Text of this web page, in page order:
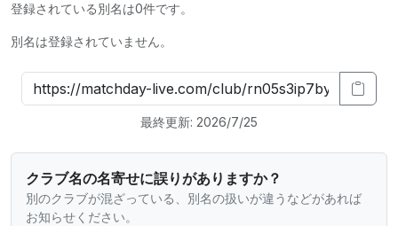
登録されている別名は0件です。
別名は登録されていません。
最終更新: 2026/7/25
クラブ名の名寄せに誤りがありますか？
別のクラブが混ざっている、別名の扱いが違うなどがあれば
お知らせください。